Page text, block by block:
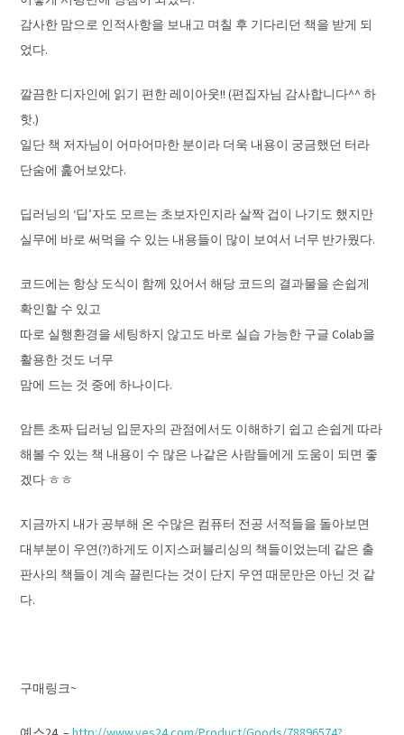
감사한 맘으로 인적사항을 보내고 며칠 후 기다리던 책을 받게 되
었다.
깔끔한 디자인에 읽기 편한 레이아웃!! (편집자님 감사합니다^^ 하
핫.)
일단 책 저자님이 어마어마한 분이라 더욱 내용이 궁금했던 터라
단숨에 훑어보았다.
딥러닝의 ‘딥’자도 모르는 초보자인지라 살짝 겁이 나기도 했지만
실무에 바로 써먹을 수 있는 내용들이 많이 보여서 너무 반가웠다.
코드에는 항상 도식이 함께 있어서 해당 코드의 결과물을 손쉽게
확인할 수 있고
따로 실행환경을 세팅하지 않고도 바로 실습 가능한 구글 Colab을
활용한 것도 너무
맘에 드는 것 중에 하나이다.
암튼 초짜 딥러닝 입문자의 관점에서도 이해하기 쉽고 손쉽게 따라
해볼 수 있는 책 내용이 수 많은 나같은 사람들에게 도움이 되면 좋
겠다 ㅎㅎ
지금까지 내가 공부해 온 수많은 컴퓨터 전공 서적들을 돌아보면
대부분이 우연(?)하게도 이지스퍼블리싱의 책들이었는데 같은 출
판사의 책들이 계속 끌린다는 것이 단지 우연 때문만은 아닌 것 같
다.
구매링크~